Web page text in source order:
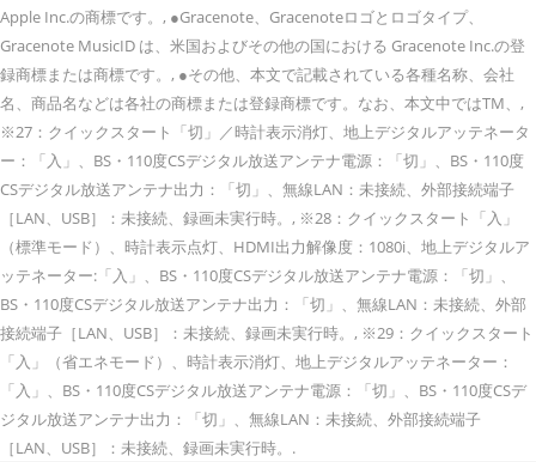
Apple Inc.の商標です。, ●Gracenote、Gracenoteロゴとロゴタイプ、
Gracenote MusicID は、米国およびその他の国における Gracenote Inc.の登
録商標または商標です。, ●その他、本文で記載されている各種名称、会社
名、商品名などは各社の商標または登録商標です。なお、本文中ではTM、,
※27：クイックスタート「切」／時計表示消灯、地上デジタルアッテネータ
ー：「入」、BS・110度CSデジタル放送アンテナ電源：「切」、BS・110度
CSデジタル放送アンテナ出力：「切」、無線LAN：未接続、外部接続端子
［LAN、USB］：未接続、録画未実行時。, ※28：クイックスタート「入」
（標準モード）、時計表示点灯、HDMI出力解像度：1080i、地上デジタルア
ッテネーター:「入」、BS・110度CSデジタル放送アンテナ電源：「切」、
BS・110度CSデジタル放送アンテナ出力：「切」、無線LAN：未接続、外部
接続端子［LAN、USB］：未接続、録画未実行時。, ※29：クイックスタート
「入」（省エネモード）、時計表示消灯、地上デジタルアッテネーター：
「入」、BS・110度CSデジタル放送アンテナ電源：「切」、BS・110度CSデ
ジタル放送アンテナ出力：「切」、無線LAN：未接続、外部接続端子
［LAN、USB］：未接続、録画未実行時。.